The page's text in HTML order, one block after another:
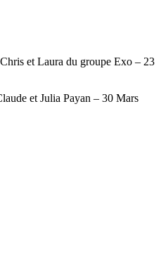
et Laura du groupe Exo – 23
et Julia Payan – 30 Mars